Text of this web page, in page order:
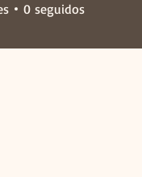
0 seguidos